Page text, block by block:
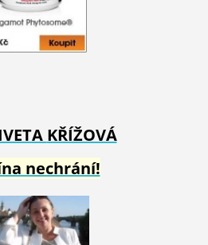
KŘÍŽOVÁ
nechrání!